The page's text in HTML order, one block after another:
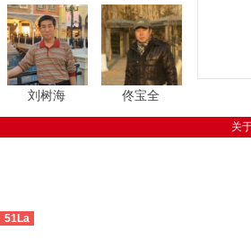
刘树海 佟宝全
关
51La